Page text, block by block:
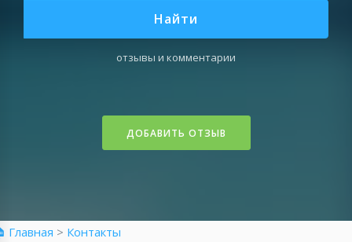
Найти
отзывы и комментарии
ДОБАВИТЬ ОТЗЫВ
Главная > Контакты